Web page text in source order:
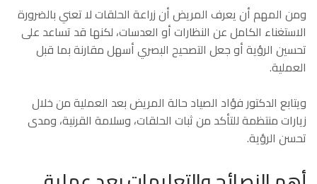
ومن المهم أن يعرف المريض أن زراعة الحلقات لا تعني بالضرورة
الاستغناء الكامل عن النظارات أو العدسات، لكنها قد تساعد على
تحسين الرؤية أو جعل التصحيح البصري أسهل مقارنة بما قبل
العملية.
ويتابع الدكتور فؤاد الصياد حالة المريض بعد العملية من خلال
زيارات منتظمة للتأكد من ثبات الحلقات، وسلامة القرنية، ومدى
تحسن الرؤية.